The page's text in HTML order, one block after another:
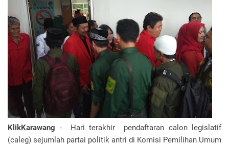
KlikKarawang - Hari terakhir pendaftaran calon legislatif
(caleg) sejumlah partai politik antri di Komisi Pemilihan Umum